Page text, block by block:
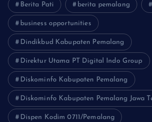
Berita Pati berita pemalang
business opportunities
Dindikbud Kabupaten Pemalang
Direktur Utama PT Digital Indo Group
Diskominfo Kabupaten Pemalang
Diskominfo Kabupaten Pemalang Jawa
Dispen Kodim 0711/Pemalang